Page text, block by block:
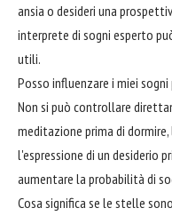
ansia o desideri una
interprete di sogni esperto
utili.
Posso influenzare i miei
Non si può controllare
meditazione prima di
l'espressione di un desiderio
aumentare la probabilità di
Cosa significa se le stelle